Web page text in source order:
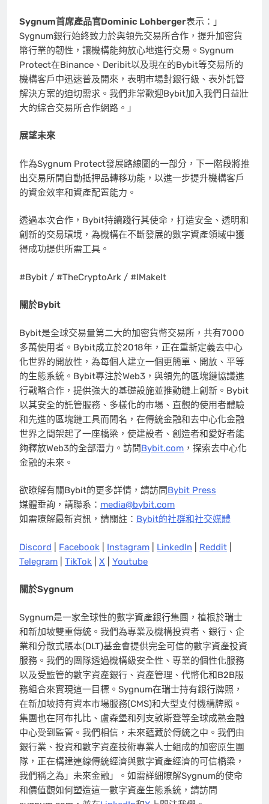
Sygnum首席產品官Dominic Lohberger表示：」
Sygnum銀行始終致力於與領先交易所合作，提升加密貨
幣行業的韌性，讓機構能夠放心地進行交易。Sygnum
Protect在Binance、Deribit以及現在的Bybit等交易所的
機構客戶中迅速普及開來，表明市場對銀行級、表外託管
解決方案的迫切需求。我們非常歡迎Bybit加入我們日益壯
大的綜合交易所合作網路。」
展望未來
作為Sygnum Protect發展路線圖的一部分，下一階段將推
出交易所間自動抵押品轉移功能，以進一步提升機構客戶
的資金效率和資產配置能力。
透過本次合作，Bybit持續踐行其使命，打造安全、透明和
創新的交易環境，為機構在不斷發展的數字資產領域中獲
得成功提供所需工具。
#Bybit / #TheCryptoArk / #IMakeIt
關於Bybit
Bybit是全球交易量第二大的加密貨幣交易所，共有7000
多萬使用者。Bybit成立於2018年，正在重新定義去中心
化世界的開放性，為每個人建立一個更簡單、開放、平等
的生態系統。Bybit專注於Web3，與領先的區塊鏈協議進
行戰略合作，提供強大的基礎設施並推動鏈上創新。Bybit
以其安全的託管服務、多樣化的市場、直觀的使用者體驗
和先進的區塊鏈工具而聞名，在傳統金融和去中心化金融
世界之間架起了一座橋梁，使建設者、創造者和愛好者能
夠釋放Web3的全部潛力。訪問Bybit.com ，探索去中心化
金融的未來。
欲瞭解有關Bybit的更多詳情，請訪問Bybit Press
媒體垂詢，請聯系： media@bybit.com
如需瞭解最新資訊，請關註： Bybit的社群和社交媒體
Discord Facebook Instagram LinkedIn Reddit
Telegram
TikTok X Youtube
關於Sygnum
Sygnum是一家全球性的數字資產銀行集團，植根於瑞士
和新加坡雙重傳統。我們為專業及機構投資者、銀行、企
業和分散式賬本(DLT)基金會提供完全可信的數字資產投資
服務。我們的團隊透過機構級安全性、專業的個性化服務
以及受監管的數字資產銀行、資產管理、代幣化和B2B服
務組合來實現這一目標。Sygnum在瑞士持有銀行牌照，
在新加坡持有資本市場服務(CMS)和大型支付機構牌照。
集團也在阿布扎比、盧森堡和列支敦斯登等全球成熟金融
中心受到監管。我們相信，未來蘊藏於傳統之中。我們由
銀行業、投資和數字資產技術專業人士組成的加密原生團
隊，正在構建連線傳統經濟與數字資產經濟的可信橋梁，
我們稱之為」未來金融」。如需詳細瞭解Sygnum的使命
和價值觀如何塑造這一數字資產生態系統，請訪問